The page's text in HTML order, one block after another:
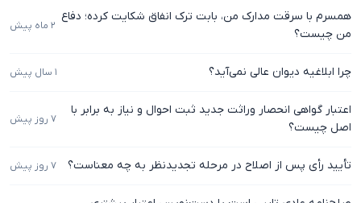
همسرم با سرقت مدارک من، بابت ترک انفاق شکایت کرده؛ دفاع
من چیست؟
۲ ماه پیش
چرا ابلاغیه دیوان عالی نمی‌آید؟ ۱ سال پیش
اعتبار گواهی انحصار وراثت جدید ثبت احوال و نیاز به برابر با
اصل چیست؟
۷ روز پیش
تأیید رأی پس از اصلاح در مرحله تجدیدنظر به چه معناست؟ ۷ روز پیش